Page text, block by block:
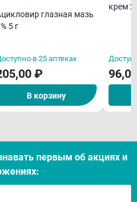
глазная мазь
3% 5 г
в 25 аптеках
₽
В корзину
крем 2
первым об акцияx и